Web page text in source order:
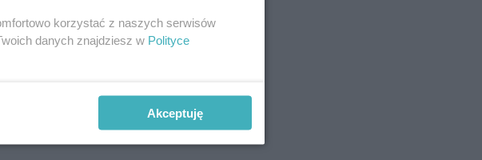
Wojtan, prezes Geocycle
w Polsce
korzystać z naszych serwisów
danych znajdziesz w Polityce
Akceptuję